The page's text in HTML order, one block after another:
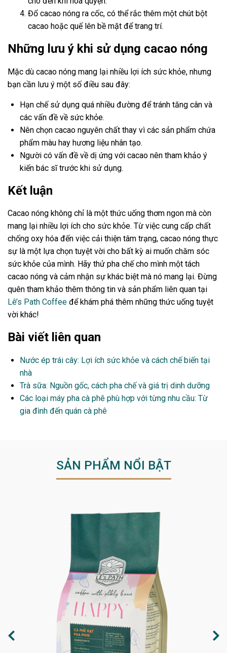
Đổ cacao nóng ra cốc, có thể rắc thêm một chút bột
cacao hoặc quế lên bề mặt để trang trí.
Những lưu ý khi sử dụng cacao nóng
Mặc dù cacao nóng mang lại nhiều lợi ích sức khỏe, nhưng
bạn cần lưu ý một số điều sau đây:
Hạn chế sử dụng quá nhiều đường để tránh tăng cân và
các vấn đề về sức khỏe.
Nên chọn cacao nguyên chất thay vì các sản phẩm chứa
phẩm màu hay hương liệu nhân tạo.
Người có vấn đề về dị ứng với cacao nên tham khảo ý
kiến bác sĩ trước khi sử dụng.
Kết luận
Cacao nóng không chỉ là một thức uống thơm ngon mà còn
mang lại nhiều lợi ích cho sức khỏe. Từ việc cung cấp chất
chống oxy hóa đến việc cải thiện tâm trạng, cacao nóng thực
sự là một lựa chọn tuyệt vời cho bất kỳ ai muốn chăm sóc
sức khỏe của mình. Hãy thử pha chế cho mình một tách
cacao nóng và cảm nhận sự khác biệt mà nó mang lại. Đừng
quên tham khảo thêm thông tin và sản phẩm liên quan tại
Lê’s Path Coffee để khám phá thêm những thức uống tuyệt
vời khác!
Bài viết liên quan
Nước ép trái cây: Lợi ích sức khỏe và cách chế biến tại
nhà
Trà sữa: Nguồn gốc, cách pha chế và giá trị dinh dưỡng
Các loại máy pha cà phê phù hợp với từng nhu cầu: Từ
gia đình đến quán cà phê
SẢN PHẨM NỔI BẬT